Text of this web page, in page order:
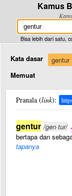
Kamus
Bisa lebih dari satu,
Kata dasar
gentur
Memuat
Pranala (link):
gentur /gen·tur/
bertapa dan
tapanya